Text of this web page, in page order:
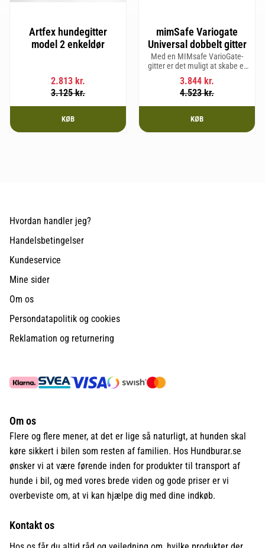
Artfex hundegitter
model 2 enkeldør
2.813 kr.
3.125kr.
KØB
mimSafe Variogate
Universal dobbelt gitter
Med en MIMsafe VarioGate-
gitter er det muligt at skabe et
aflukket område i hele
bagagerummet, som kan
bruges til transport af hunde
eller gods.
3.844 kr.
4.523kr.
KØB
Hvordan handler jeg?
Handelsbetingelser
Kundeservice
Mine sider
Om os
Persondatapolitik og cookies
Reklamation og returnering
Om os
Flere og flere mener, at det er lige så naturligt, at hunden skal
køre sikkert i bilen som resten af familien. Hos Hundburar.se
ønsker vi at være førende inden for produkter til transport af
hunde i bil, og med vores brede viden og gode priser er vi
overbeviste om, at vi kan hjælpe dig med dine indkøb.
Kontakt os